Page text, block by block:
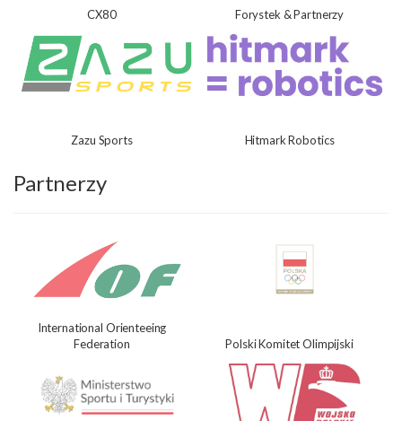
CX80 Forystek & Partnerzy
Zazu Sports Hitmark Robotics
Partnerzy
International Orienteeing
Federation
Polski Komitet Olimpijski